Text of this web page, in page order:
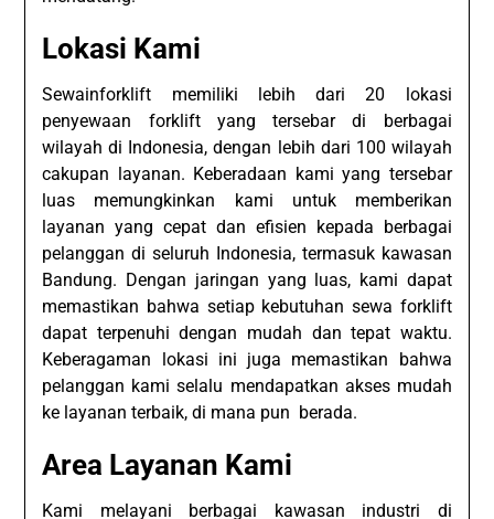
Lokasi Kami
Sewainforklift memiliki lebih dari 20 lokasi
penyewaan forklift yang tersebar di berbagai
wilayah di Indonesia, dengan lebih dari 100 wilayah
cakupan layanan. Keberadaan kami yang tersebar
luas memungkinkan kami untuk memberikan
layanan yang cepat dan efisien kepada berbagai
pelanggan di seluruh Indonesia, termasuk kawasan
Bandung. Dengan jaringan yang luas, kami dapat
memastikan bahwa setiap kebutuhan sewa forklift
dapat terpenuhi dengan mudah dan tepat waktu.
Keberagaman lokasi ini juga memastikan bahwa
pelanggan kami selalu mendapatkan akses mudah
ke layanan terbaik, di mana pun berada.
Area Layanan Kami
Kami melayani berbagai kawasan industri di